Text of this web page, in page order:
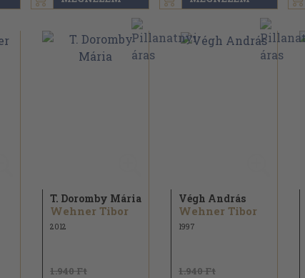
T. Doromby Mária
Wehner Tibor
2012
1.940 Ft
Végh András
Wehner Tibor
1997
1.940 Ft